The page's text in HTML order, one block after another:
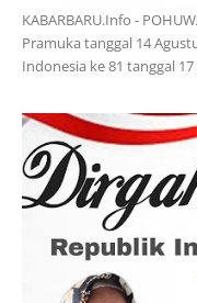
KABARBARU.Info -
Pramuka tanggal 14
Indonesia ke 81 tanggal